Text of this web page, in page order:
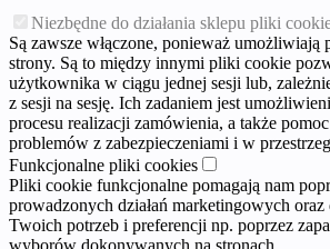
Niezbędne do działania sklepu pliki
Są zawsze włączone, ponieważ umożliwiają
strony. Są to między innymi pliki cookie
użytkownika w ciągu jednej sesji lub,
z sesji na sesję. Ich zadaniem jest
procesu realizacji zamówienia, a także
problemów z zabezpieczeniami i w
Funkcjonalne pliki cookies
Pliki cookie funkcjonalne pomagają nam
prowadzonych działań marketingowych
Twoich potrzeb i preferencji np. poprzez
wyborów dokonywanych na stronach.